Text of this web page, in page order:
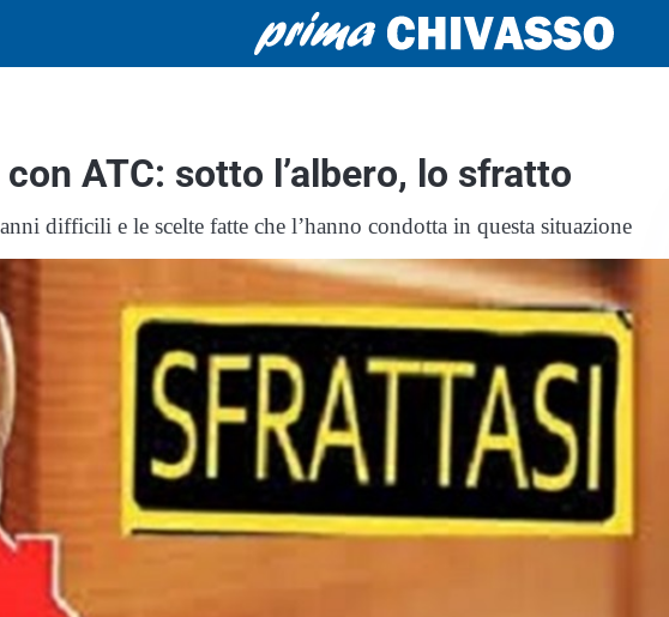
ATC: sotto l’albero, lo sfratto
difficili e le scelte fatte che l’hanno condotta in questa situazione